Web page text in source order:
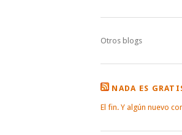
Otros blogs
NADA ES
El fin. Y algún nuevo